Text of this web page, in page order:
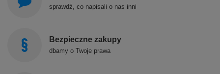
sprawdź, co napisali o nas inni
Bezpieczne zakupy
dbamy o Twoje prawa